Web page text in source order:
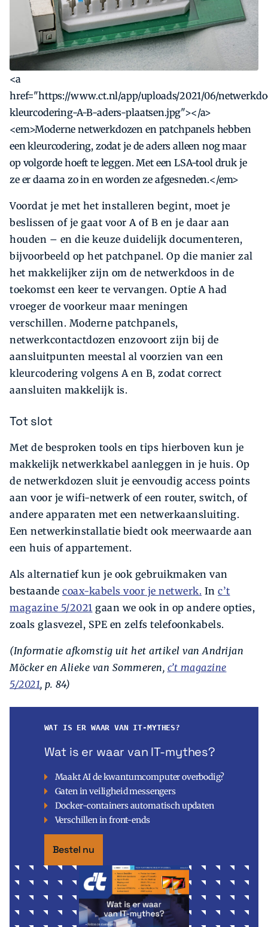
<a
href="https://www.ct.nl/app/uploads/2021/06/
kleurcodering-A-B-aders-plaatsen.jpg"></a>
<em>Moderne netwerkdozen en patchpanels hebben
een kleurcodering, zodat je de aders alleen nog maar
op volgorde hoeft te leggen. Met een LSA-tool druk je
ze er daarna zo in en worden ze afgesneden.</em>
Voordat je met het installeren begint, moet je
beslissen of je gaat voor A of B en je daar aan
houden – en die keuze duidelijk documenteren,
bijvoorbeeld op het patchpanel. Op die manier zal
het makkelijker zijn om de netwerkdoos in de
toekomst een keer te vervangen. Optie A had
vroeger de voorkeur maar meningen
verschillen. Moderne patchpanels,
netwerkcontactdozen enzovoort zijn bij de
aansluitpunten meestal al voorzien van een
kleurcodering volgens A en B, zodat correct
aansluiten makkelijk is.
Tot slot
Met de besproken tools en tips hierboven kun je
makkelijk netwerkkabel aanleggen in je huis. Op
de netwerkdozen sluit je eenvoudig access points
aan voor je wifi-netwerk of een router, switch, of
andere apparaten met een netwerkaansluiting.
Een netwerkinstallatie biedt ook meerwaarde aan
een huis of appartement.
Als alternatief kun je ook gebruikmaken van
bestaande coax-kabels voor je netwerk. In c’t
magazine 5/2021 gaan we ook in op andere opties,
zoals glasvezel, SPE en zelfs telefoonkabels.
(Informatie afkomstig uit het artikel van Andrijan
Möcker en Alieke van Sommeren, c’t magazine
5/2021, p. 84)
WAT IS ER WAAR VAN IT-MYTHES?
Wat is er waar van IT-mythes?
Maakt AI de kwantumcomputer overbodig?
Gaten in veiligheid messengers
Docker-containers automatisch updaten
Verschillen in front-ends
Bestel nu